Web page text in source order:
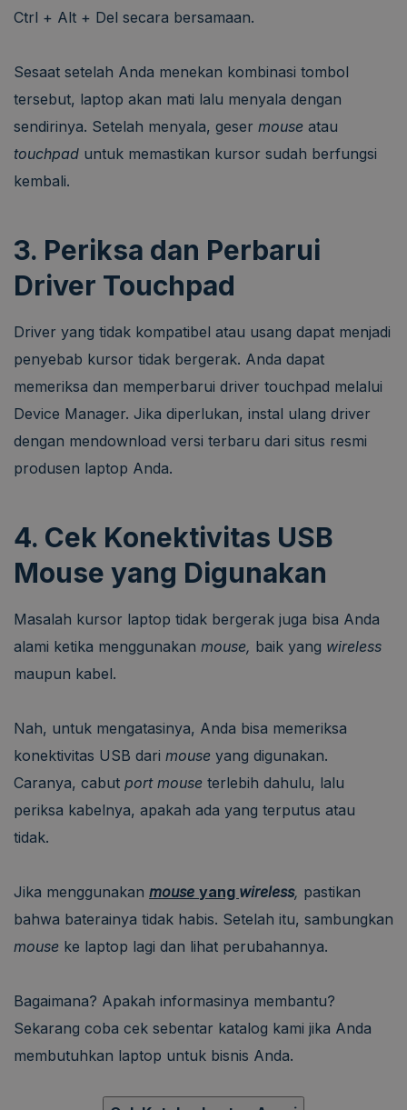
Ctrl + Alt + Del secara bersamaan.
Sesaat setelah Anda menekan kombinasi tombol
tersebut, laptop akan mati lalu menyala dengan
sendirinya. Setelah menyala, geser mouse atau
touchpad untuk memastikan kursor sudah berfungsi
kembali.
3. Periksa dan Perbarui
Driver Touchpad
Driver yang tidak kompatibel atau usang dapat menjadi
penyebab kursor tidak bergerak. Anda dapat
memeriksa dan memperbarui driver touchpad melalui
Device Manager. Jika diperlukan, instal ulang driver
dengan mendownload versi terbaru dari situs resmi
produsen laptop Anda.
4. Cek Konektivitas USB
Mouse yang Digunakan
Masalah kursor laptop tidak bergerak juga bisa Anda
alami ketika menggunakan mouse, baik yang wireless
maupun kabel.
Nah, untuk mengatasinya, Anda bisa memeriksa
konektivitas USB dari mouse yang digunakan.
Caranya, cabut port mouse terlebih dahulu, lalu
periksa kabelnya, apakah ada yang terputus atau
tidak.
Jika menggunakan mouse yang wireless, pastikan
bahwa baterainya tidak habis. Setelah itu, sambungkan
mouse ke laptop lagi dan lihat perubahannya.
Bagaimana? Apakah informasinya membantu?
Sekarang coba cek sebentar katalog kami jika Anda
membutuhkan laptop untuk bisnis Anda.